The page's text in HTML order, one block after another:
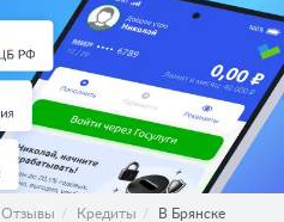
Отзывы Кредиты В Брянске